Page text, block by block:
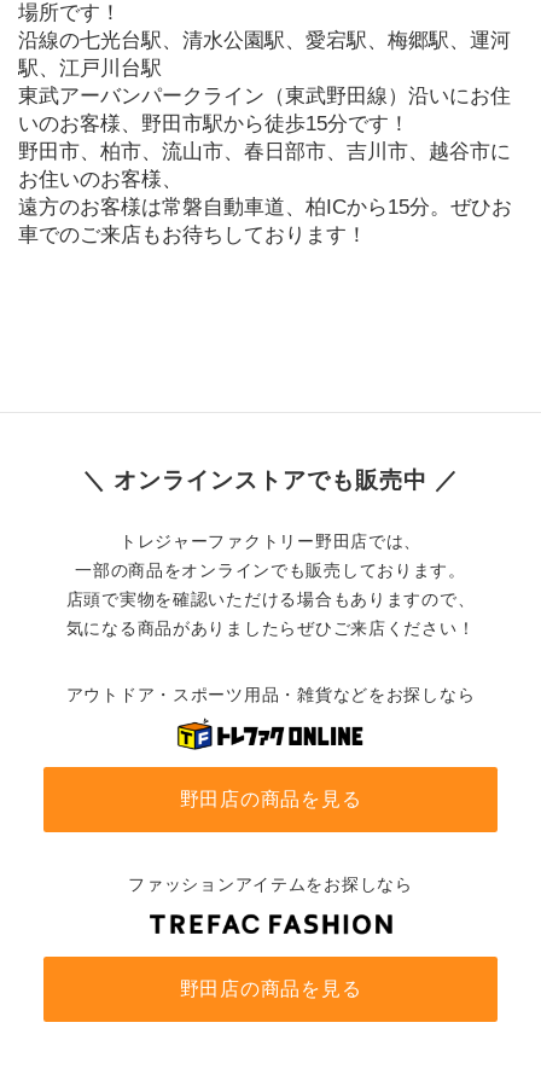
場所です！
沿線の七光台駅、清水公園駅、愛宕駅、梅郷駅、運河
駅、江戸川台駅
東武アーバンパークライン（東武野田線）沿いにお住
いのお客様、野田市駅から徒歩15分です！
野田市、柏市、流山市、春日部市、吉川市、越谷市に
お住いのお客様、
遠方のお客様は常磐自動車道、柏ICから15分。ぜひお
車でのご来店もお待ちしております！
＼ オンラインストアでも販売中 ／
トレジャーファクトリー野田店では、
一部の商品をオンラインでも販売しております。
店頭で実物を確認いただける場合もありますので、
気になる商品がありましたらぜひご来店ください！
アウトドア・スポーツ用品・雑貨などをお探しなら
野田店の商品を見る
ファッションアイテムをお探しなら
野田店の商品を見る